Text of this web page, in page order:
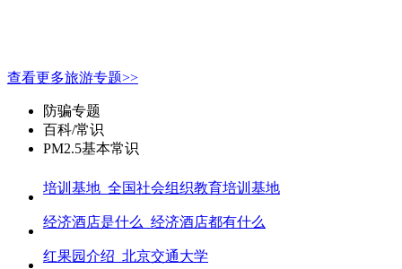
查看更多旅游专题>>
防骗专题
百科/常识
PM2.5基本常识
培训基地_全国社会组织教育培训基地
经济酒店是什么_经济酒店都有什么
红果园介绍_北京交通大学